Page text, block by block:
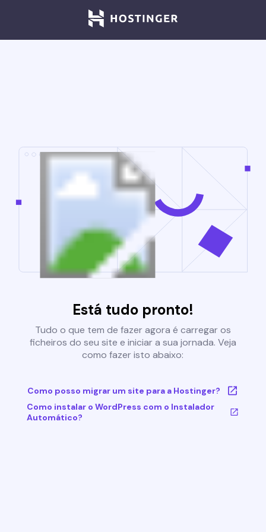
Está tudo pronto!
Tudo o que tem de fazer agora é carregar os
ficheiros do seu site e iniciar a sua jornada. Veja
como fazer isto abaixo:
Como posso migrar um site para a Hostinger?
Como instalar o WordPress com o Instalador
Automático?